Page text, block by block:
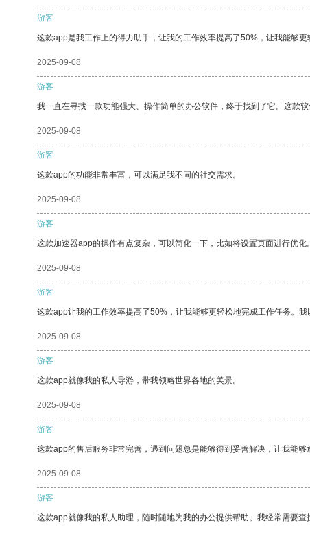
游客
这款app是我工作上的得力助手，让我的工作效率提高了50%，让我能够更
2025-09-08
游客
我一直在寻找一款功能强大、操作简单的办公软件，终于找到了它。这款
2025-09-08
游客
这款app的功能非常丰富，可以满足我不同的社交需求。
2025-09-08
游客
这款加速器app的操作有点复杂，可以简化一下，比如将设置页面进行优化。
2025-09-08
游客
这款app让我的工作效率提高了50%，让我能够更轻松地完成工作任务。
2025-09-08
游客
这款app就像我的私人导游，带我领略世界各地的美景。
2025-09-08
游客
这款app的售后服务非常完善，遇到问题总是能够得到妥善解决，让我能够
2025-09-08
游客
这款app就像我的私人助理，随时随地为我的办公提供帮助。我经常需要